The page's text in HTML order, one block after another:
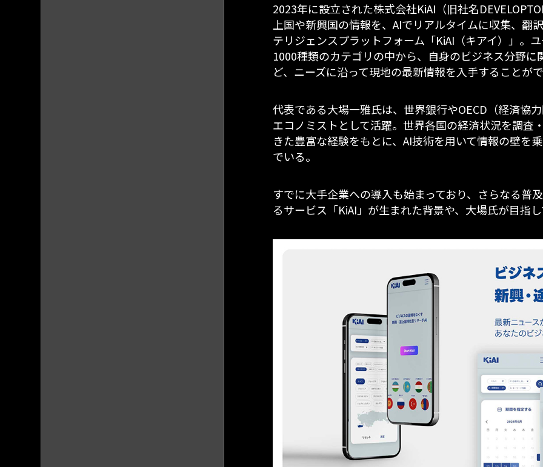
2023年に設立された株式会社KiAI（旧社名
上国や新興国の情報を、AIでリアルタイムに収集、翻
テリジェンスプラットフォーム「KiAI（キアイ）」。
1000種類のカテゴリの中から、自身のビジネス分野
ど、ニーズに沿って現地の最新情報を入手することが
代表である大場一雅氏は、世界銀行やOECD（経済協
エコノミストとして活躍。世界各国の経済状況を調査
きた豊富な経験をもとに、AI技術を用いて情報の壁を
でいる。
すでに大手企業への導入も始まっており、さらなる普
るサービス「KiAI」が生まれた背景や、大場氏が目指